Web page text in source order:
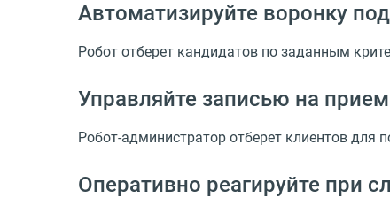
Автоматизируйте воронку
Робот отберет кандидатов по заданным
Управляйте записью на прием
Робот-администратор отберет клиентов для
Оперативно реагируйте при